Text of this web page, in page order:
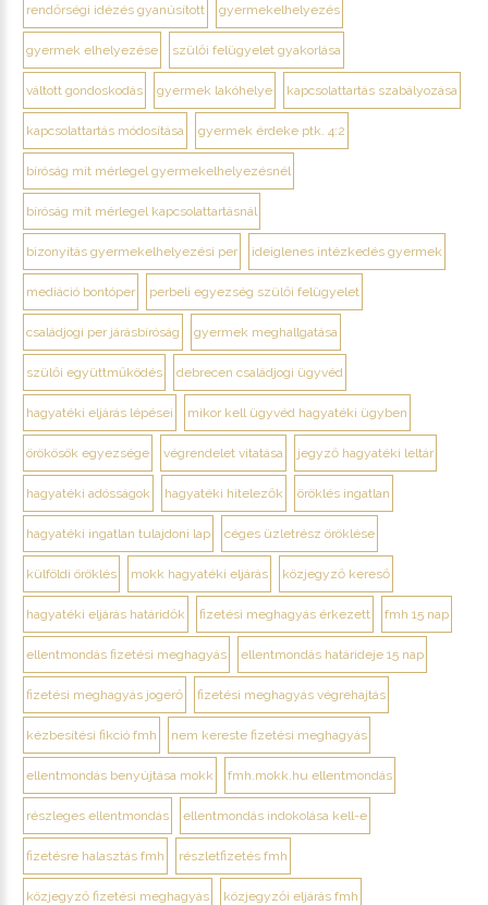
rendőrségi idézés gyanúsított gyermekelhelyezés
gyermek elhelyezése szülői felügyelet gyakorlása
váltott gondoskodás gyermek lakóhelye kapcsolattartás szabályozása
kapcsolattartás módosítása gyermek érdeke ptk. 4:2
bíróság mit mérlegel gyermekelhelyezésnél
bíróság mit mérlegel kapcsolattartásnál
bizonyítás gyermekelhelyezési per ideiglenes intézkedés gyermek
mediáció bontóper perbeli egyezség szülői felügyelet
családjogi per járásbíróság gyermek meghallgatása
szülői együttműködés debrecen családjogi ügyvéd
hagyatéki eljárás lépései mikor kell ügyvéd hagyatéki ügyben
örökösök egyezsége végrendelet vitatása jegyző hagyatéki leltár
hagyatéki adósságok hagyatéki hitelezők öröklés ingatlan
hagyatéki ingatlan tulajdoni lap céges üzletrész öröklése
külföldi öröklés mokk hagyatéki eljárás közjegyző kereső
hagyatéki eljárás határidők fizetési meghagyás érkezett fmh 15 nap
ellentmondás fizetési meghagyás ellentmondás határideje 15 nap
fizetési meghagyás jogerő fizetési meghagyás végrehajtás
kézbesítési fikció fmh nem kereste fizetési meghagyás
ellentmondás benyújtása mokk fmh.mokk.hu ellentmondás
részleges ellentmondás ellentmondás indokolása kell-e
fizetésre halasztás fmh részletfizetés fmh
közjegyző fizetési meghagyás közjegyzői eljárás fmh